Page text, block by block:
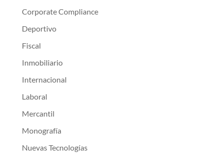
Corporate Compliance
Deportivo
Fiscal
Inmobiliario
Internacional
Laboral
Mercantil
Monografía
Nuevas Tecnologías